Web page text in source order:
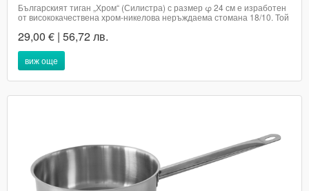
Българският тиган „Хром“ (Силистра) с размер φ 24 см е изработен
от висококачествена хром-никелова неръждаема стомана 18/10. Той
осигурява равномерно разпределение на топлината. Съдът е
подходящ за всички видове котлони,...
29,00 € | 56,72 лв.
виж още